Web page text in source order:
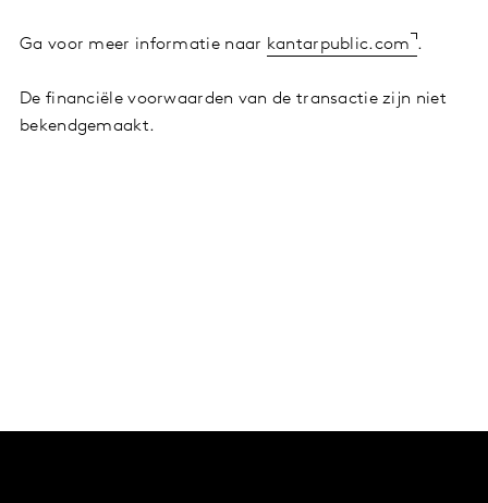
Ga voor meer informatie naar kantarpublic.com .
De financiële voorwaarden van de transactie zijn niet
bekendgemaakt.